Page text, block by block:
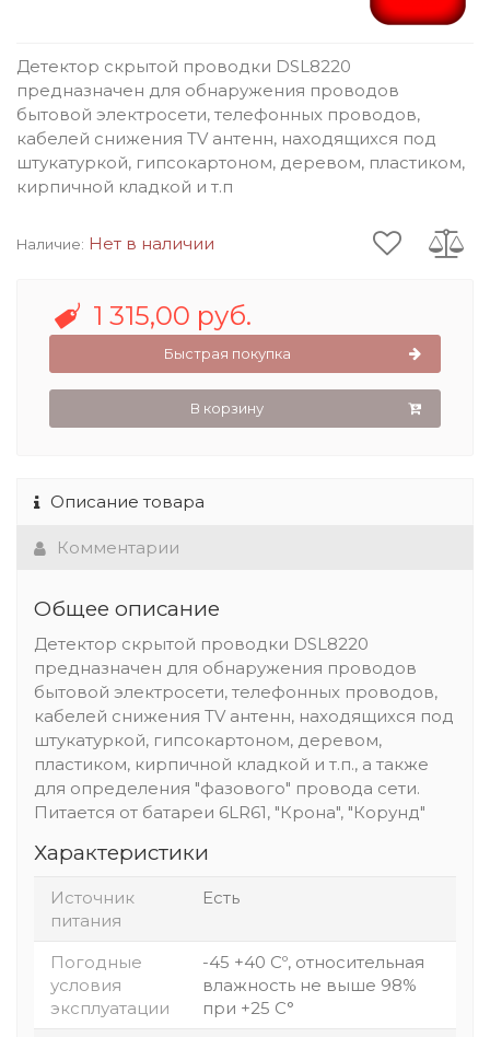
Детектор скрытой проводки DSL8220
предназначен для обнаружения проводов
бытовой электросети, телефонных проводов,
кабелей снижения ТV антенн, находящихся под
штукатуркой, гипсокартоном, деревом, пластиком,
кирпичной кладкой и т.п
Наличие: Нет в наличии
1 315,00 руб.
Быстрая покупка
В корзину
Описание товара
Комментарии
Общее описание
Детектор скрытой проводки DSL8220
предназначен для обнаружения проводов
бытовой электросети, телефонных проводов,
кабелей снижения ТV антенн, находящихся под
штукатуркой, гипсокартоном, деревом,
пластиком, кирпичной кладкой и т.п., а также
для определения "фазового" провода сети.
Питается от батареи 6LR61, "Крона", "Корунд"
Характеристики
Источник
питания
Есть
Погодные
условия
эксплуатации
-45 +40 Сº, относительная
влажность не выше 98%
при +25 С°